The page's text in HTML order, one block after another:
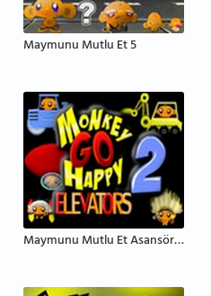
Maymunu Mutlu Et 5
Maymunu Mutlu Et Asansörler 2